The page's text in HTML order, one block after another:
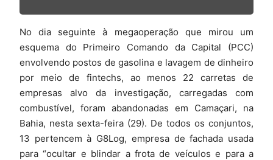
No dia seguinte à megaoperação que mirou um
esquema do Primeiro Comando da Capital (PCC)
envolvendo postos de gasolina e lavagem de dinheiro
por meio de fintechs, ao menos 22 carretas de
empresas alvo da investigação, carregadas com
combustível, foram abandonadas em Camaçari, na
Bahia, nesta sexta-feira (29). De todos os conjuntos,
13 pertencem à G8Log, empresa de fachada usada
para “ocultar e blindar a frota de veículos e para a